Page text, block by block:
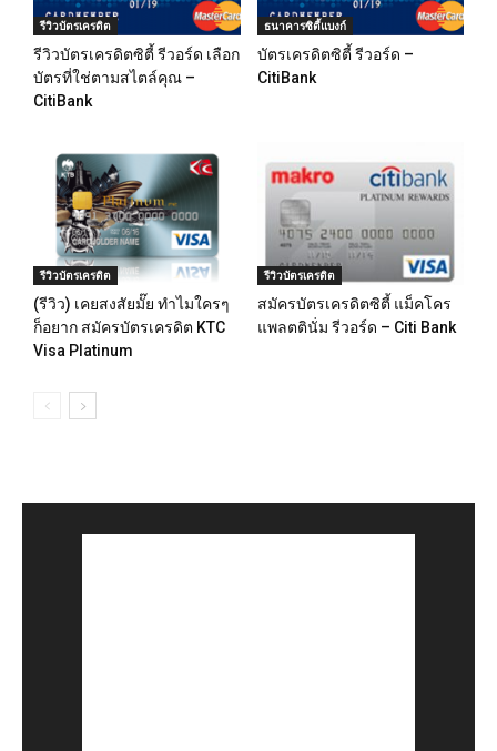
รีวิวบัตรเครดิต
รีวิวบัตรเครดิตซิตี้ รีวอร์ด เลือก
บัตรที่ใช่ตามสไตล์คุณ –
CitiBank
ธนาคารซิตี้แบงก์
บัตรเครดิตซิตี้ รีวอร์ด –
CitiBank
รีวิวบัตรเครดิต
(รีวิว) เคยสงสัยมั๊ย ทำไมใครๆ
ก็อยาก สมัครบัตรเครดิต KTC
Visa Platinum
รีวิวบัตรเครดิต
สมัครบัตรเครดิตซิตี้ แม็คโคร
แพลตตินั่ม รีวอร์ด – Citi Bank